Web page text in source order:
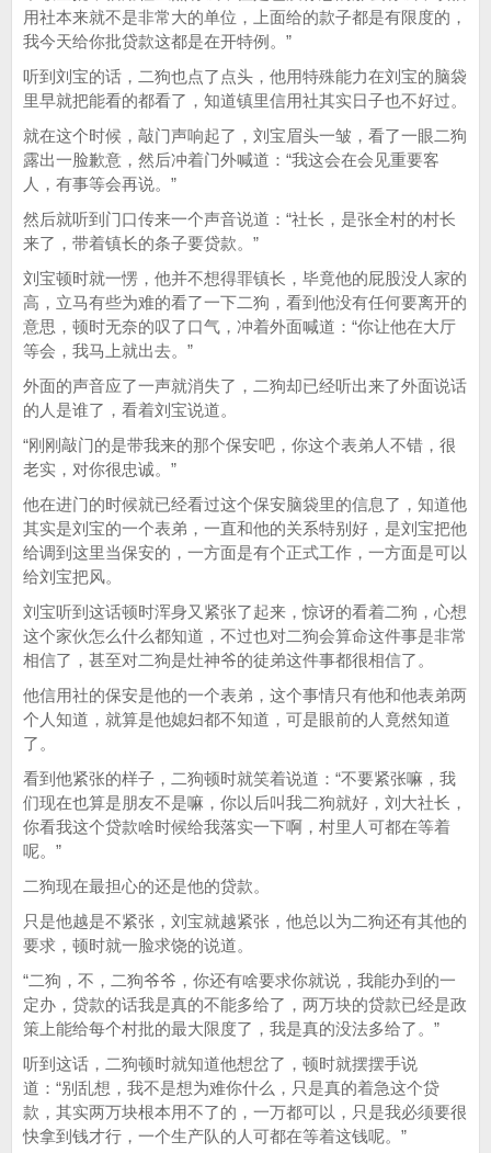
用社本来就不是非常大的单位，上面给的款子都是有限度的，
我今天给你批贷款这都是在开特例。”
听到刘宝的话，二狗也点了点头，他用特殊能力在刘宝的脑袋
里早就把能看的都看了，知道镇里信用社其实日子也不好过。
就在这个时候，敲门声响起了，刘宝眉头一皱，看了一眼二狗
露出一脸歉意，然后冲着门外喊道：“我这会在会见重要客
人，有事等会再说。”
然后就听到门口传来一个声音说道：“社长，是张全村的村长
来了，带着镇长的条子要贷款。”
刘宝顿时就一愣，他并不想得罪镇长，毕竟他的屁股没人家的
高，立马有些为难的看了一下二狗，看到他没有任何要离开的
意思，顿时无奈的叹了口气，冲着外面喊道：“你让他在大厅
等会，我马上就出去。”
外面的声音应了一声就消失了，二狗却已经听出来了外面说话
的人是谁了，看着刘宝说道。
“刚刚敲门的是带我来的那个保安吧，你这个表弟人不错，很
老实，对你很忠诚。”
他在进门的时候就已经看过这个保安脑袋里的信息了，知道他
其实是刘宝的一个表弟，一直和他的关系特别好，是刘宝把他
给调到这里当保安的，一方面是有个正式工作，一方面是可以
给刘宝把风。
刘宝听到这话顿时浑身又紧张了起来，惊讶的看着二狗，心想
这个家伙怎么什么都知道，不过也对二狗会算命这件事是非常
相信了，甚至对二狗是灶神爷的徒弟这件事都很相信了。
他信用社的保安是他的一个表弟，这个事情只有他和他表弟两
个人知道，就算是他媳妇都不知道，可是眼前的人竟然知道
了。
看到他紧张的样子，二狗顿时就笑着说道：“不要紧张嘛，我
们现在也算是朋友不是嘛，你以后叫我二狗就好，刘大社长，
你看我这个贷款啥时候给我落实一下啊，村里人可都在等着
呢。”
二狗现在最担心的还是他的贷款。
只是他越是不紧张，刘宝就越紧张，他总以为二狗还有其他的
要求，顿时就一脸求饶的说道。
“二狗，不，二狗爷爷，你还有啥要求你就说，我能办到的一
定办，贷款的话我是真的不能多给了，两万块的贷款已经是政
策上能给每个村批的最大限度了，我是真的没法多给了。”
听到这话，二狗顿时就知道他想岔了，顿时就摆摆手说
道：“别乱想，我不是想为难你什么，只是真的着急这个贷
款，其实两万块根本用不了的，一万都可以，只是我必须要很
快拿到钱才行，一个生产队的人可都在等着这钱呢。”